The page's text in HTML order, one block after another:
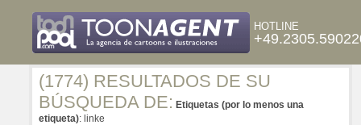
HOTLINE
(1774) RESULTADOS DE SU
BÚSQUEDA DE: Etiquetas (por lo menos una
etiqueta): linke